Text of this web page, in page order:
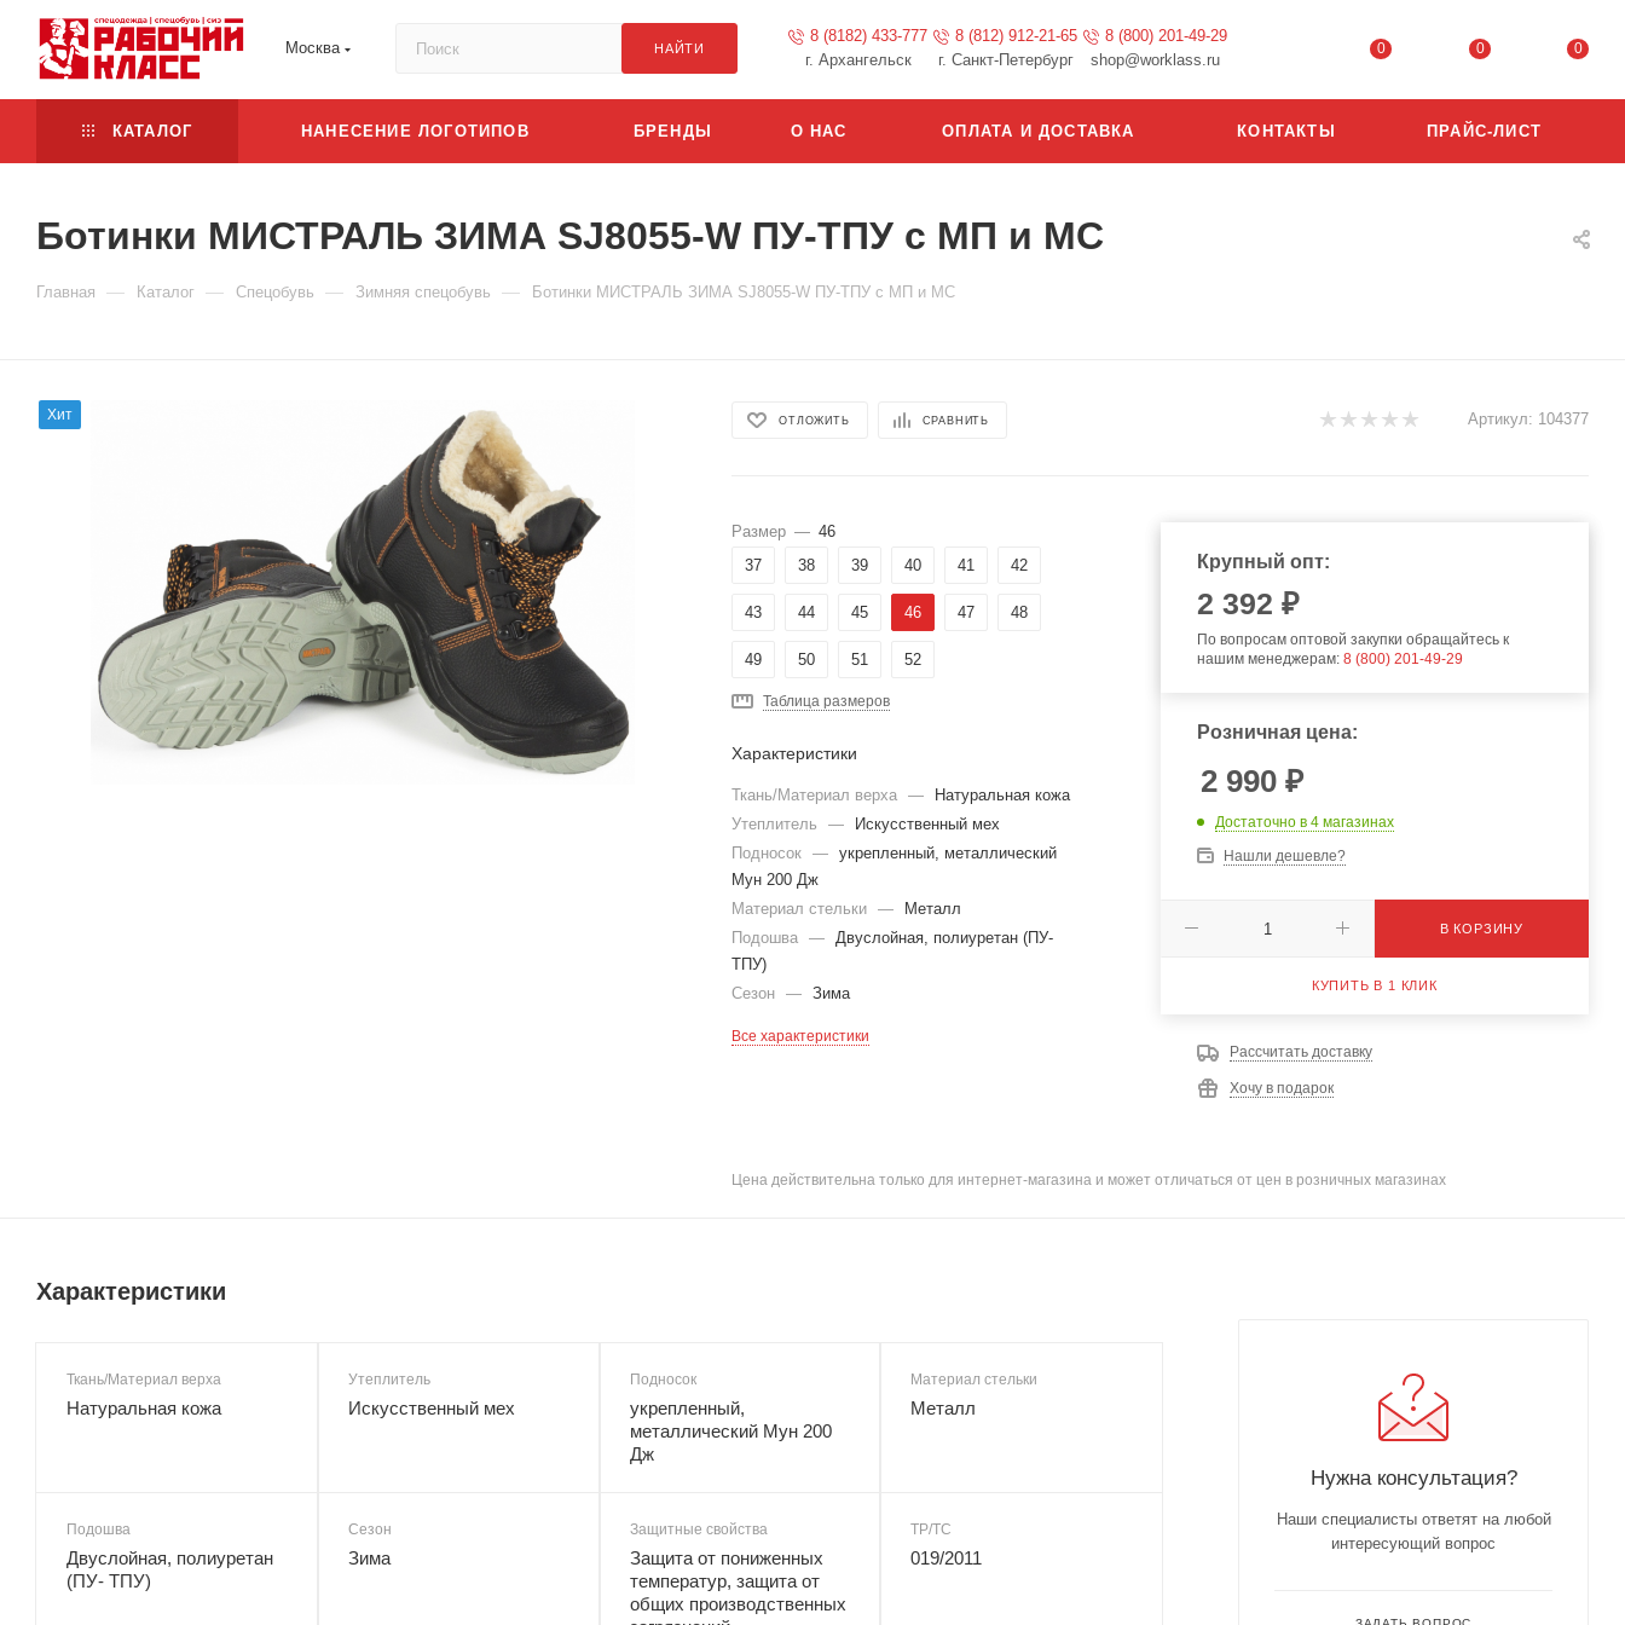
Москва НАЙТИ
8 (8182) 433-777
г. Архангельск
8 (812) 912-21-65
г. Санкт-Петербург
8 (800) 201-49-29
shop@worklass.ru
0 0 0
КАТАЛОГ НАНЕСЕНИЕ ЛОГОТИПОВ БРЕНДЫ О НАС ОПЛАТА И ДОСТАВКА КОНТАКТЫ ПРАЙС-ЛИСТ
Ботинки МИСТРАЛЬ ЗИМА SJ8055-W ПУ-ТПУ с МП и МС
Главная — Каталог — Спецобувь — Зимняя спецобувь — Ботинки МИСТРАЛЬ ЗИМА SJ8055-W ПУ-ТПУ с МП и МС
Хит ОТЛОЖИТЬ СРАВНИТЬ Артикул: 104377
Размер — 46
37
38 39 40 41 42
43 44 45 46 47 48
49 50 51 52
Таблица размеров
Характеристики
Ткань/Материал верха —
Натуральная кожа
Утеплитель
—
Искусственный мех
Подносок
—
укрепленный, металлический
Мун 200 Дж
Материал стельки
—
Металл
Подошва
—
Двуслойная, полиуретан (ПУ-
ТПУ)
Сезон
— Зима
Все характеристики
Крупный опт:
2 392 ₽
По вопросам оптовой закупки обращайтесь к
нашим менеджерам: 8 (800) 201-49-29
Розничная цена:
2 990₽
Достаточно в 4 магазинах
Нашли дешевле?
В КОРЗИНУ
КУПИТЬ В 1 КЛИК
Рассчитать доставку
Хочу в подарок
Цена действительна только для интернет-магазина и может отличаться от цен в розничных магазинах
Характеристики
Ткань/Материал верха
Натуральная кожа
Утеплитель
Искусственный мех
Подносок
укрепленный,
металлический Мун 200
Дж
Материал стельки
Металл
Подошва
Двуслойная, полиуретан
(ПУ- ТПУ)
Сезон
Зима
Защитные свойства
Защита от пониженных
температур, защита от
общих производственных
ТР/ТС
019/2011
Нужна консультация?
Наши специалисты ответят на любой
интересующий вопрос